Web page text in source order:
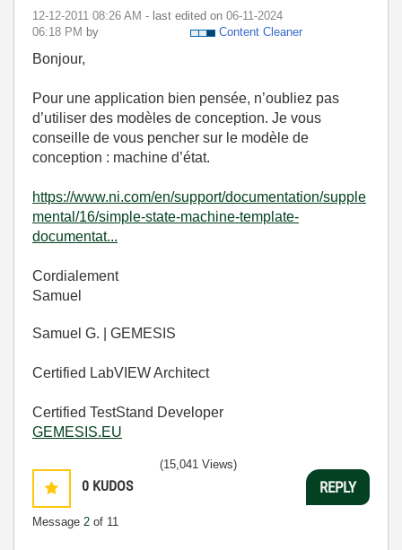
‎12-12-2011 08:26 AM - last edited on ‎06-11-2024
06:18 PM by Content Cleaner
Bonjour,
Pour une application bien pensée, n’oubliez pas
d’utiliser des modèles de conception. Je vous
conseille de vous pencher sur le modèle de
conception : machine d’état.
https://www.ni.com/en/support/documentation/supple
mental/16/simple-state-machine-template-
documentat...
Cordialement
Samuel
Samuel G. | GEMESIS
Certified LabVIEW Architect
Certified TestStand Developer
GEMESIS.EU
0 KUDOS
Message 2 of 11
(15,041 Views)
REPLY